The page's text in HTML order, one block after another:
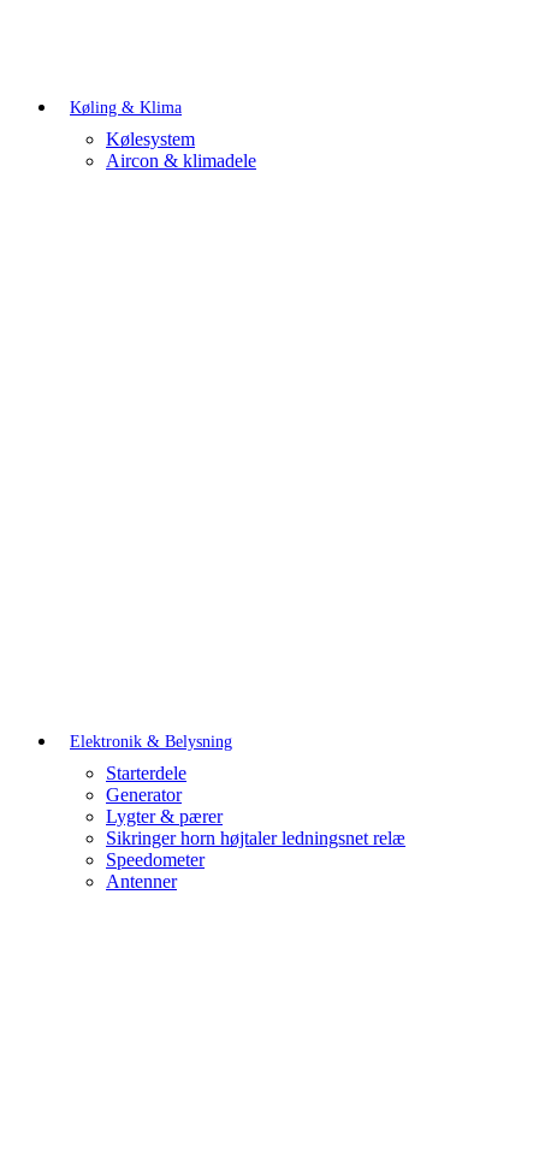
Køling & Klima
Kølesystem
Aircon & klimadele
Elektronik & Belysning
Starterdele
Generator
Lygter & pærer
Sikringer horn højtaler ledningsnet relæ
Speedometer
Antenner